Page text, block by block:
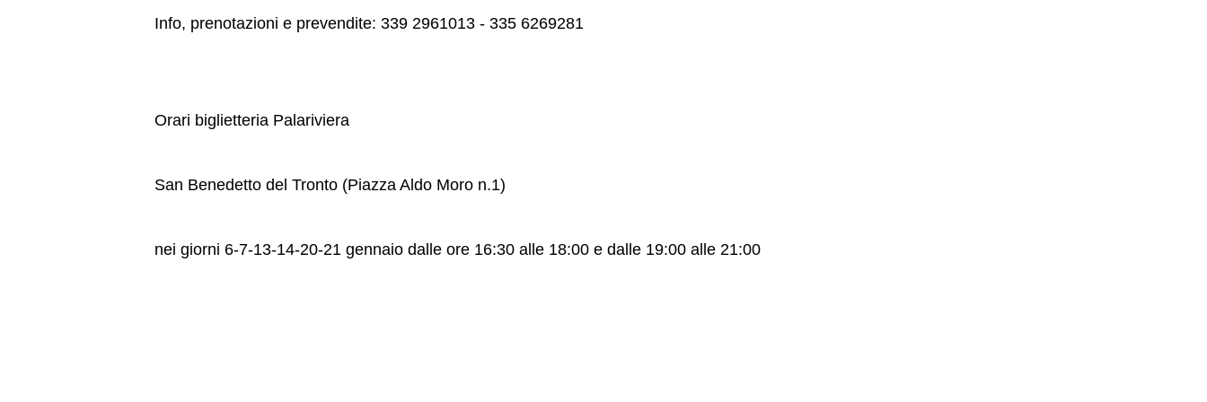
Info, prenotazioni e prevendite: 339 2961013 - 335 6269281
Orari biglietteria Palariviera
San Benedetto del Tronto (Piazza Aldo Moro n.1)
nei giorni 6-7-13-14-20-21 gennaio dalle ore 16:30 alle 18:00 e dalle 19:00 alle 21:00